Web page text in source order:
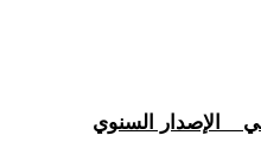
_ الإصدار السنوي